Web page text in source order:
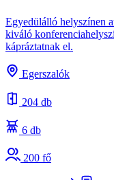
Egyedülálló helyszínen
kiváló
kápráztatnak el.
Egerszalók
204 db
6 db
200 fő